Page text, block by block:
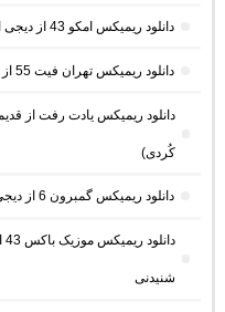
دانلود ریمیکس امکو 43 از دیجی ام کو (پادکست طولانی عاشقانه)
دانلود ریمیکس تهران فیت 55 از دیجی باربد و محمد موریانی
دانلود ریمیکس یادت رفت از
کُردی)
دانلود ریمیکس گمبرون 6 از دیجی 4A (ریمیکس طولانی شاد بندری جنوبی)
شنیدنی